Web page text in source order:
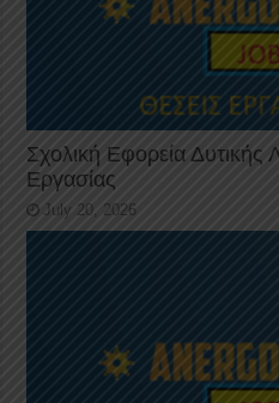
Σχολική Εφορεία
Εργασίας
July 20, 2026